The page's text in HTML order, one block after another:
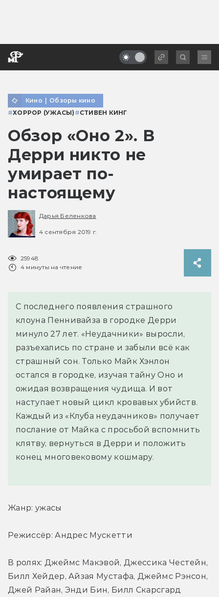
Кино | Обзоры кино
#ХОРРОР (УЖАСЫ) #СТИВЕН КИНГ
Обзор «Оно 2». В
Дерри никто не
умирает по-
настоящему
Дарья Беленкова
4 сентября 2019 г.
25948
4 минуты на чтение
С последнего появления страшного
клоуна Пеннивайза в городке Дерри
минуло 27 лет. «Неудачники» выросли,
разъехались по стране и забыли всё как
страшный сон. Только Майк Хэнлон
остался в городке, изучая тайну Оно и
ожидая возвращения чудища. И вот
наступает новый цикл кровавых убийств.
Каждый из «Клуба неудачников» получает
послание от Майка с просьбой вспомнить
клятву, вернуться в Дерри и положить
конец многовековому кошмару.
Жанр: ужасы
Режиссёр: Андрес Мускетти
В ролях: Джеймс Макэвой, Джессика Честейн,
Билл Хейдер, Айзая Мустафа, Джеймс Рэнсон,
Джей Райан, Энди Бин, Билл Скарсгард